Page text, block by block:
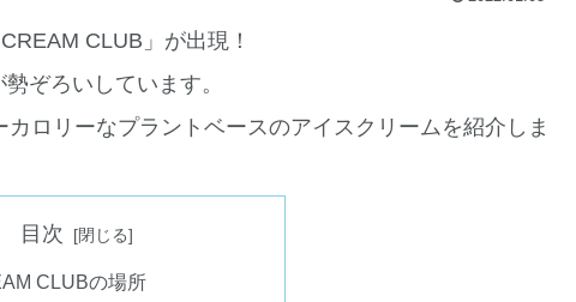
CLUB」が出現！
ぞろいしています。
ロリーなプラントベースのアイスクリームを紹介しま
目次
CLUBの場所